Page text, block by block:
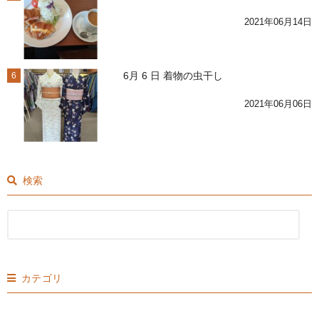
2021年06月14日
6 6月 6 日 着物の虫干し
2021年06月06日
検索
カテゴリ